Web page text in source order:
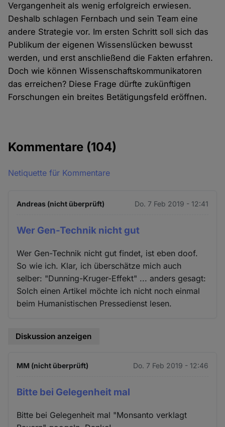
Vergangenheit als wenig erfolgreich erwiesen.
Deshalb schlagen Fernbach und sein Team eine
andere Strategie vor. Im ersten Schritt soll sich das
Publikum der eigenen Wissenslücken bewusst
werden, und erst anschließend die Fakten erfahren.
Doch wie können Wissenschaftskommunikatoren
das erreichen? Diese Frage dürfte zukünftigen
Forschungen ein breites Betätigungsfeld eröffnen.
Kommentare (104)
Netiquette für Kommentare
Andreas (nicht überprüft) Do. 7 Feb 2019 - 12:41
Wer Gen-Technik nicht gut
Wer Gen-Technik nicht gut findet, ist eben doof.
So wie ich. Klar, ich überschätze mich auch
selber: "Dunning-Kruger-Effekt" ... anders gesagt:
Solch einen Artikel möchte ich nicht noch einmal
beim Humanistischen Pressedienst lesen.
Diskussion anzeigen
MM (nicht überprüft) Do. 7 Feb 2019 - 12:46
Bitte bei Gelegenheit mal
Bitte bei Gelegenheit mal "Monsanto verklagt